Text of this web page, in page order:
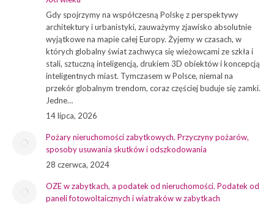
Gdy spojrzymy na współczesną Polskę z perspektywy
architektury i urbanistyki, zauważymy zjawisko absolutnie
wyjątkowe na mapie całej Europy. Żyjemy w czasach, w
których globalny świat zachwyca się wieżowcami ze szkła i
stali, sztuczną inteligencją, drukiem 3D obiektów i koncepcją
inteligentnych miast. Tymczasem w Polsce, niemal na
przekór globalnym trendom, coraz częściej buduje się zamki.
Jedne…
14 lipca, 2026
Pożary nieruchomości zabytkowych. Przyczyny pożarów,
sposoby usuwania skutków i odszkodowania
28 czerwca, 2024
OZE w zabytkach, a podatek od nieruchomości. Podatek od
paneli fotowoltaicznych i wiatraków w zabytkach